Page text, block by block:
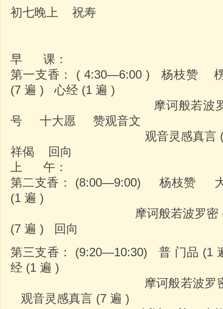
初七晚上 祝寿
早 课：
第一支香： ( 4:30—6:00 ) 杨枝赞
(7 遍 ) 心经 (1 遍 )
摩诃般若波罗密 (3
号 十大愿 赞观音文
观音灵感真言 (7 遍 )
祥偈 回向
上 午：
第二支香： (8:00—9:00) 杨枝赞
(1 遍 )
摩诃般若波罗密 (3 称 )
(7 遍 ) 回向
第三支香： (9:20—10:30) 普 门品 (1
经 (1 遍 )
摩诃般若波罗密 (3 称
观音灵感真言 (7 遍 )